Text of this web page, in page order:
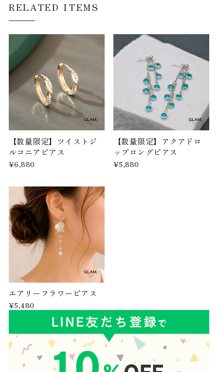
RELATED ITEMS
【数量限定】ツイストジ
ルコニアピアス
¥6,880
【数量限定】アクアドロ
ップロングピアス
¥5,880
エアリーフラワーピアス
¥5,480